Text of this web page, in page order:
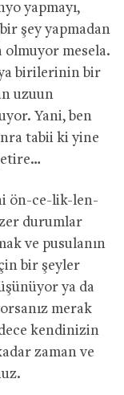
yapmayı,
şey yapmadan
olmuyor mesela.
birilerinin bir
uzuun
Yani, ben
tabii ki yine
ön-ce-lik-len-
durumlar
ve pusulanın
bir şeyler
ya da
merak
kendinizin
zaman ve